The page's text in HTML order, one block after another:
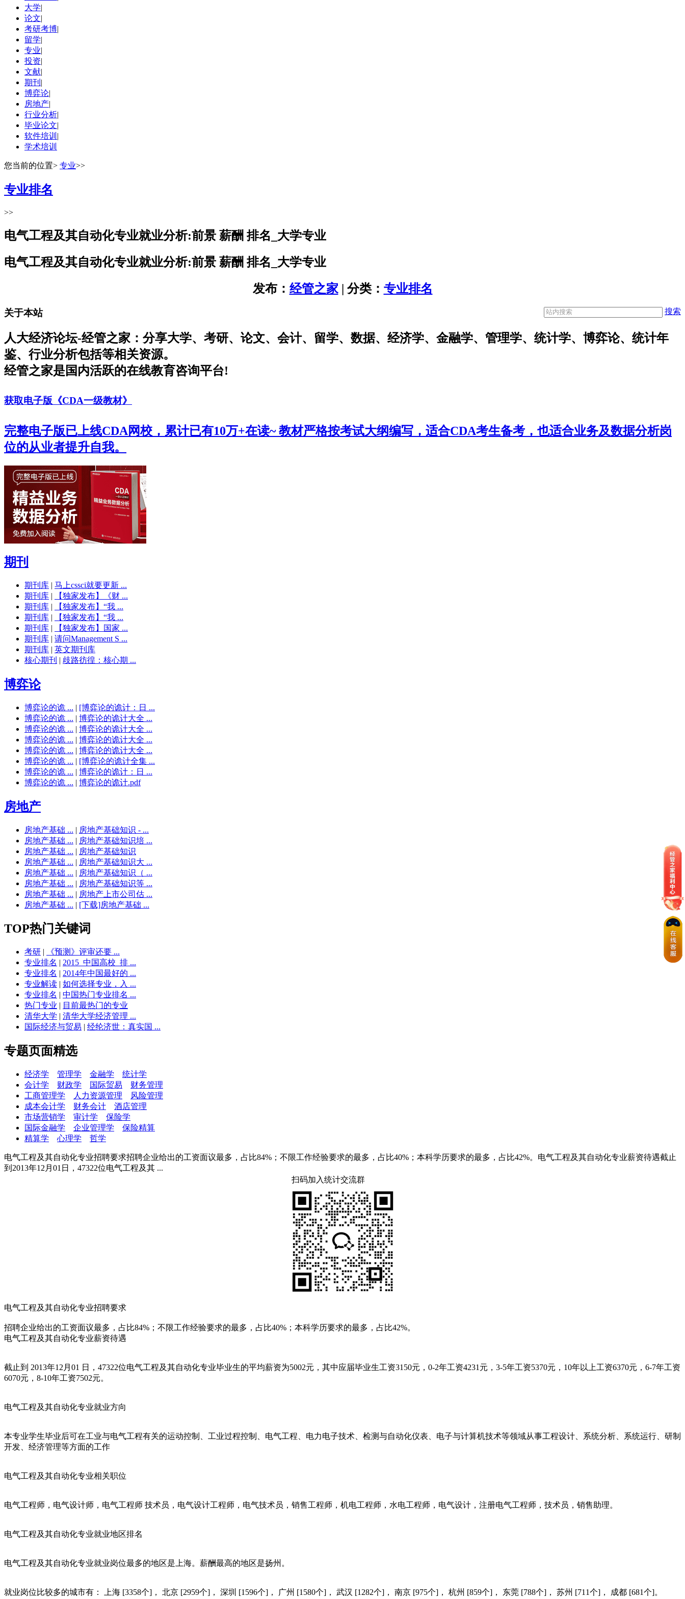
大学|
论文|
考研考博|
留学|
专业|
投资|
文献|
期刊 |
博弈论|
房地产|
行业分析|
毕业论文|
软件培训 |
学术培训
您当前的位置> 专业>>
专业排名
>>
电气工程及其自动化专业就业分析:前景 薪酬 排名_大学专业
电气工程及其自动化专业就业分析:前景 薪酬 排名_大学专业
发布： 经管之家 | 分类： 专业排名
搜索
关于本站
人大经济论坛-经管之家：分享大学、考研、论文、会计、留学、数据、经济学、金融学、管理学、统计学、博弈论、统计年
鉴、行业分析包括等相关资源。
经管之家是国内活跃的在线教育咨询平台!
获取电子版《CDA一级教材》
完整电子版已上线CDA网校，累计已有10万+在读~ 教材严格按考试大纲编写，适合CDA考生备考，也适合业务及数据分析岗
位的从业者提升自我。
期刊
期刊库 | 马上cssci就要更新 ...
期刊库 |
【独家发布】《财 ...
期刊库 |
【独家发布】“我 ...
期刊库 |
【独家发布】“我 ...
期刊库 |
【独家发布】国家 ...
期刊库 | 请问Management S ...
期刊库 | 英文期刊库
核心期刊 | 歧路彷徨：核心期 ...
博弈论
博弈论的诡 ... | [博弈论的诡计：日 ...
博弈论的诡 ... | 博弈论的诡计大全 ...
博弈论的诡 ... | 博弈论的诡计大全 ...
博弈论的诡 ... | 博弈论的诡计大全 ...
博弈论的诡 ... | 博弈论的诡计大全 ...
博弈论的诡 ... | [博弈论的诡计全集 ...
博弈论的诡 ... | 博弈论的诡计：日 ...
博弈论的诡 ... | 博弈论的诡计.pdf
房地产
房地产基础 ... | 房地产基础知识 - ...
房地产基础 ... | 房地产基础知识培 ...
房地产基础 ... | 房地产基础知识
房地产基础 ... | 房地产基础知识大 ...
房地产基础 ... | 房地产基础知识（ ...
房地产基础 ... | 房地产基础知识等 ...
房地产基础 ... | 房地产上市公司估 ...
房地产基础 ... | [下载]房地产基础 ...
TOP热门关键词
考研 |
《预测》评审还要 ...
专业排名 | 2015_中国高校_排 ...
专业排名 | 2014年中国最好的 ...
专业解读 | 如何选择专业，入 ...
专业排名 | 中国热门专业排名 ...
热门专业 | 目前最热门的专业
清华大学 | 清华大学经济管理 ...
国际经济与贸易 | 经纶济世：真实国 ...
专题页面精选
经济学 管理学 金融学
统计学
会计学
财政学 国际贸易
财务管理
工商管理学
人力资源管理
风险管理
成本会计学
财务会计
酒店管理
市场营销学
审计学
保险学
国际金融学
企业管理学
保险精算
精算学
心理学 哲学
电气工程及其自动化专业招聘要求招聘企业给出的工资面议最多，占比84%；不限工作经验要求的最多，占比40%；本科学历要求的最多，占比42%。电气工程及其自动化专业薪资待遇截止
到2013年12月01日，47322位电气工程及其 ...
扫码加入统计交流群
电气工程及其自动化专业招聘要求
招聘企业给出的工资面议最多，占比84%；不限工作经验要求的最多，占比40%；本科学历要求的最多，占比42%。
电气工程及其自动化专业薪资待遇
截止到 2013年12月01 日，47322位电气工程及其自动化专业毕业生的平均薪资为5002元，其中应届毕业生工资3150元，0-2年工资4231元，3-5年工资5370元，10年以上工资6370元，6-7年工资
6070元，8-10年工资7502元。
电气工程及其自动化专业就业方向
本专业学生毕业后可在工业与电气工程有关的运动控制、工业过程控制、电气工程、电力电子技术、检测与自动化仪表、电子与计算机技术等领域从事工程设计、系统分析、系统运行、研制
开发、经济管理等方面的工作
电气工程及其自动化专业相关职位
电气工程师，电气设计师，电气工程师 技术员，电气设计工程师，电气技术员，销售工程师，机电工程师，水电工程师，电气设计，注册电气工程师，技术员，销售助理。
电气工程及其自动化专业就业地区排名
电气工程及其自动化专业就业岗位最多的地区是上海。薪酬最高的地区是扬州。
就业岗位比较多的城市有： 上海 [3358个]， 北京 [2959个]， 深圳 [1596个]， 广州 [1580个]， 武汉 [1282个]， 南京 [975个]， 杭州 [859个]， 东莞 [788个]， 苏州 [711个]， 成都 [681个]。